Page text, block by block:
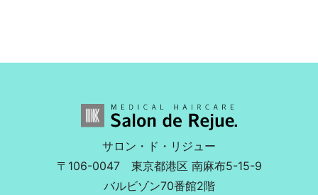
サロン・ド・リジュー
〒106-0047 東京都港区 南麻布5-15-9
バルビゾン70番館2階